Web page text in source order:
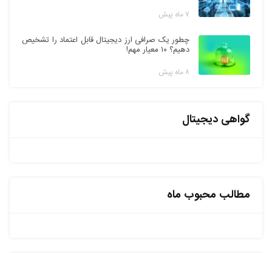
۷ ماه پیش
چطور یک صرافی ارز دیجیتال قابل اعتماد را تشخیص
دهیم؟ ۱۰ معیار مهم!
۸ ماه پیش
گواهی دیجیتال
مطالب محبوب ماه